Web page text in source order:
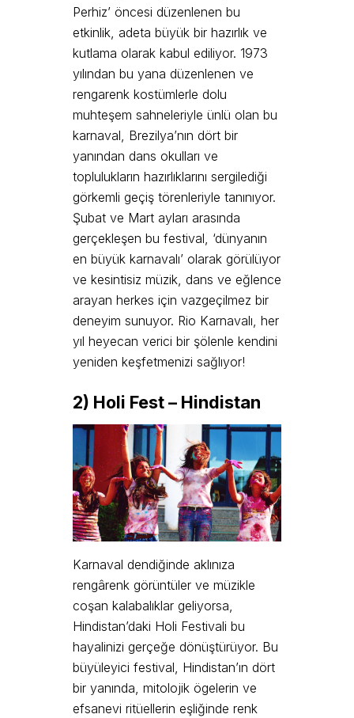
Perhiz’ öncesi düzenlenen bu
etkinlik, adeta büyük bir hazırlık ve
kutlama olarak kabul ediliyor. 1973
yılından bu yana düzenlenen ve
rengarenk kostümlerle dolu
muhteşem sahneleriyle ünlü olan bu
karnaval, Brezilya’nın dört bir
yanından dans okulları ve
toplulukların hazırlıklarını sergilediği
görkemli geçiş törenleriyle tanınıyor.
Şubat ve Mart ayları arasında
gerçekleşen bu festival, ‘dünyanın
en büyük karnavalı’ olarak görülüyor
ve kesintisiz müzik, dans ve eğlence
arayan herkes için vazgeçilmez bir
deneyim sunuyor. Rio Karnavalı, her
yıl heyecan verici bir şölenle kendini
yeniden keşfetmenizi sağlıyor!
2) Holi Fest – Hindistan
Karnaval dendiğinde aklınıza
rengârenk görüntüler ve müzikle
coşan kalabalıklar geliyorsa,
Hindistan’daki Holi Festivali bu
hayalinizi gerçeğe dönüştürüyor. Bu
büyüleyici festival, Hindistan’ın dört
bir yanında, mitolojik ögelerin ve
efsanevi ritüellerin eşliğinde renk